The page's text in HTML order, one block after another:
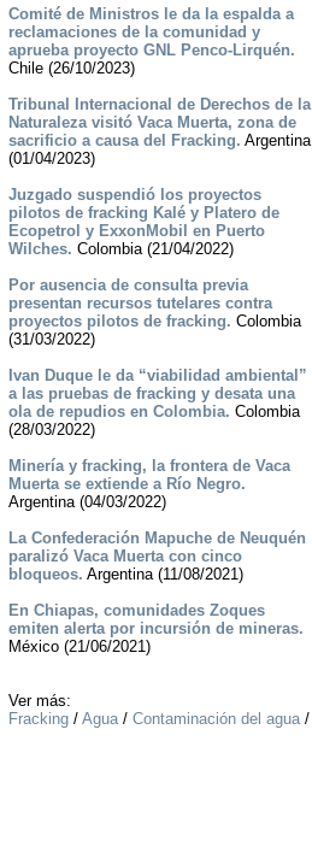
Comité de Ministros le da la espalda a
reclamaciones de la comunidad y
aprueba proyecto GNL Penco-Lirquén.
Chile (26/10/2023)
Tribunal Internacional de Derechos de la
Naturaleza visitó Vaca Muerta, zona de
sacrificio a causa del Fracking. Argentina
(01/04/2023)
Juzgado suspendió los proyectos
pilotos de fracking Kalé y Platero de
Ecopetrol y ExxonMobil en Puerto
Wilches. Colombia (21/04/2022)
Por ausencia de consulta previa
presentan recursos tutelares contra
proyectos pilotos de fracking. Colombia
(31/03/2022)
Ivan Duque le da “viabilidad ambiental”
a las pruebas de fracking y desata una
ola de repudios en Colombia. Colombia
(28/03/2022)
Minería y fracking, la frontera de Vaca
Muerta se extiende a Río Negro.
Argentina (04/03/2022)
La Confederación Mapuche de Neuquén
paralizó Vaca Muerta con cinco
bloqueos. Argentina (11/08/2021)
En Chiapas, comunidades Zoques
emiten alerta por incursión de mineras.
México (21/06/2021)
Ver más:
Fracking/ Agua/ Contaminación del agua/